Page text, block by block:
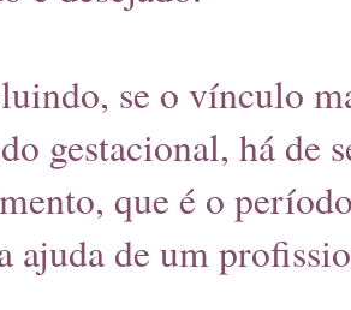
se o vínculo
gestacional, há de
que é o
ajuda de um